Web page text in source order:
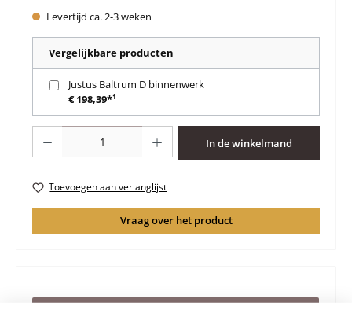
Levertijd ca. 2-3 weken
Vergelijkbare producten
Justus Baltrum D binnenwerk
€ 198,39*¹
In de winkelmand
Toevoegen aan verlanglijst
Vraag over het product